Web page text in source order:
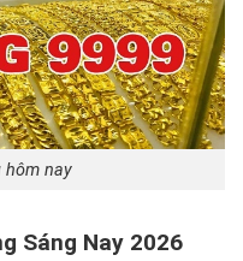
hôm nay
Sáng Nay 2026